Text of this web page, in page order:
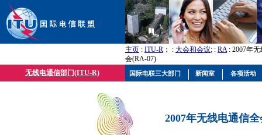
主页 : ITU-R ； : 大会和会议; : RA: 2007年
会(RA-07)
无线电通信部门(ITU-R)
2007年无线电通信
国际电联三大部门 新闻室 各项活动